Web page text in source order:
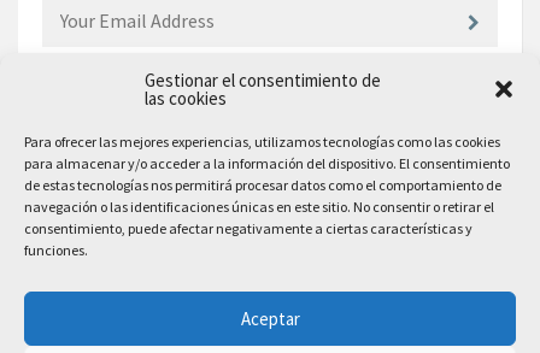
Gestionar el consentimiento de
las cookies
Para ofrecer las mejores experiencias, utilizamos tecnologías como las cookies
para almacenar y/o acceder a la información del dispositivo. El consentimiento
de estas tecnologías nos permitirá procesar datos como el comportamiento de
navegación o las identificaciones únicas en este sitio. No consentir o retirar el
consentimiento, puede afectar negativamente a ciertas características y
funciones.
Aceptar
EL AYUNTAMIENTO
Plaza Mayor, 10
San Clemente, 16600, Cuenca
Teléfono: 969 300 003
Email Comunicación y Publicidad:
comunicacion@sanclemente.es